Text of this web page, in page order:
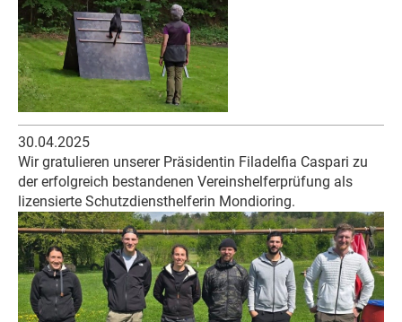
30.04.2025
Wir gratulieren unserer Präsidentin Filadelfia Caspari zu
der erfolgreich bestandenen Vereinshelferprüfung als
lizensierte Schutzdiensthelferin Mondioring.